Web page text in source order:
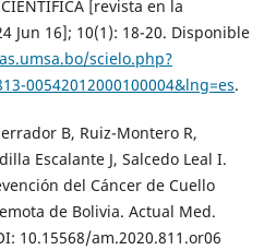
[revista en la
Jun 16]; 10(1): 18-20. Disponible
scielo.php?
00542012000100004&lng=es.
B, Ruiz-Montero R,
Escalante J, Salcedo Leal I.
del Cáncer de Cuello
de Bolivia. Actual Med.
10.15568/am.2020.811.or06